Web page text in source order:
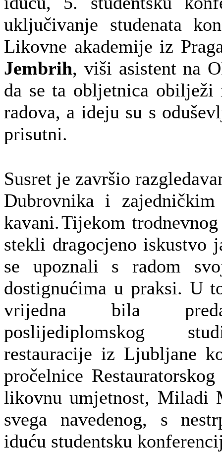
uključivanje studenata
Likovne akademije iz
Jembrih, viši asistent na
da se ta obljetnica obilježi
radova, a ideju su s
prisutni.
Susret je završio
Dubrovnika i
kavani.Tijekom
stekli dragocjeno iskustvo
se upoznali s radom
dostignućima u praksi. U
vrijedna bila
poslijediplomskog
restauracije iz Ljubljane
pročelnice
likovnu umjetnost, Miladi
svega navedenog, s
iduću studentsku